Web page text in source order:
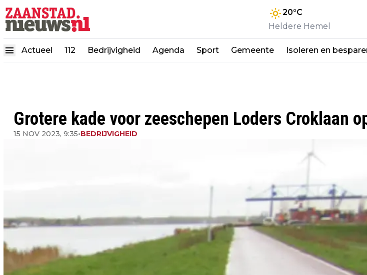
20°C
Heldere Hemel
Actueel 112 Bedrijvigheid Agenda Sport Gemeente Isoleren en
Grotere kade voor zeeschepen Loders Croklaan
15 NOV 2023, 9:35•BEDRIJVIGHEID